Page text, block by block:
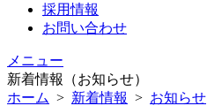
採用情報
お問い合わせ
メニュー
新着情報（お知らせ）
ホーム > 新着情報 > お知らせ